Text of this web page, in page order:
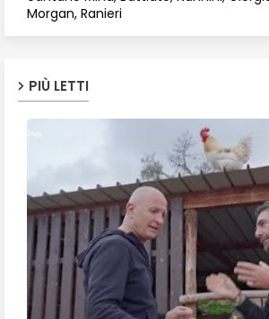
Morgan, Ranieri
PIÙ LETTI